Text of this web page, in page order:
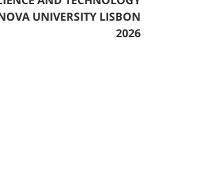
UNIVERSITY LISBON
2026